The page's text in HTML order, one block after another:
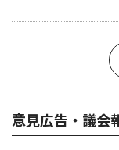
意見広告・議会